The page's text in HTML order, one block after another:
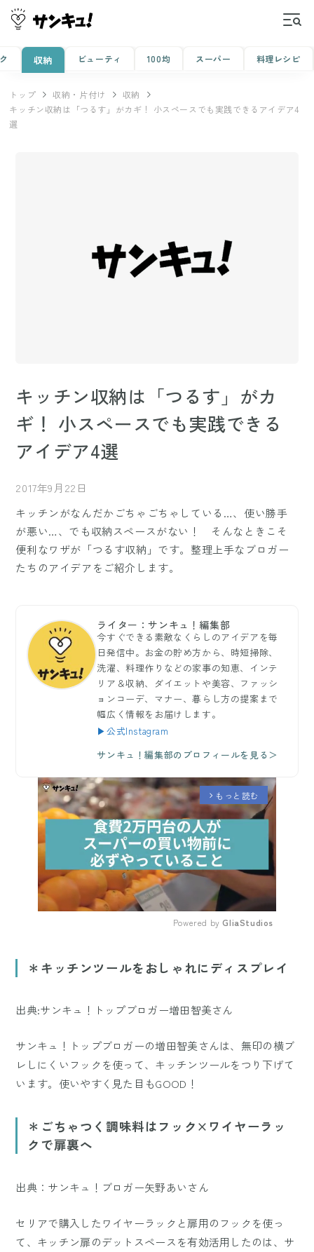
収納 ビューティ 100均 スーパー 料理レシピ
トップ 収納・片付け
収納
キッチン収納は「つるす」がカギ！ 小スペースでも実践できるアイデア4
選
キッチン収納は「つるす」がカ
ギ！ 小スペースでも実践できる
アイデア4選
2017年9月22日
キッチンがなんだかごちゃごちゃしている…、使い勝手
が悪い…、でも収納スペースがない！ そんなときこそ
便利なワザが「つるす収納」です。整理上手なブロガー
たちのアイデアをご紹介します。
ライター：サンキュ！編集部
今すぐできる素敵なくらしのアイデアを毎
日発信中。お金の貯め方から、時短掃除、
洗濯、料理作りなどの家事の知恵、インテ
リア＆収納、ダイエットや美容、ファッシ
ョンコーデ、マナー、暮らし方の提案まで
幅広く情報をお届けします。
▶公式Instagram
サンキュ！編集部のプロフィールを見る＞
arrow_forward_ios もっと読む
Powered by GliaStudios
＊キッチンツールをおしゃれにディスプレイ
出典:サンキュ！トップブロガー増田智美さん
サンキュ！トップブロガーの増田智美さんは、無印の横ブ
レしにくいフックを使って、キッチンツールをつり下げて
います。使いやすく見た目もGOOD！
＊ごちゃつく調味料はフック×ワイヤーラッ
クで扉裏へ
出典：サンキュ！ブロガー矢野あいさん
セリアで購入したワイヤーラックと扉用のフックを使っ
て、キッチン扉のデットスペースを有効活用したのは、サ